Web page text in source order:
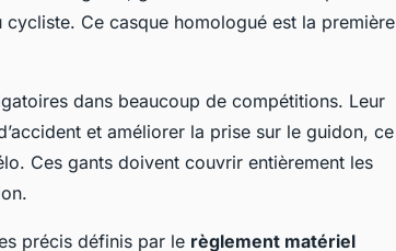
Ce casque homologué est la première
dans beaucoup de compétitions. Leur
et améliorer la prise sur le guidon, ce
Ces gants doivent couvrir entièrement les
précis définis par le règlement matériel